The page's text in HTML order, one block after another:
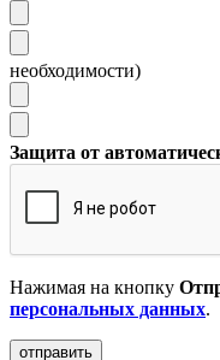
необходимости)
Защита от
Нажимая на кнопку
персональных данных.